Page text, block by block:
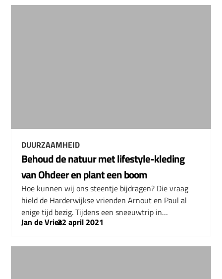
DUURZAAMHEID
Behoud de natuur met lifestyle-kleding
van Ohdeer en plant een boom
Hoe kunnen wij ons steentje bijdragen? Die vraag
hield de Harderwijkse vrienden Arnout en Paul al
enige tijd bezig. Tijdens een sneeuwtrip in…
Jan de Vries
–
22 april 2021